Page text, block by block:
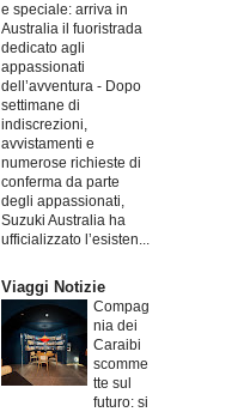
e speciale: arriva in
Australia il fuoristrada
dedicato agli
appassionati
dell’avventura - Dopo
settimane di
indiscrezioni,
avvistamenti e
numerose richieste di
conferma da parte
degli appassionati,
Suzuki Australia ha
ufficializzato l’esisten...
Viaggi Notizie
Compag
nia dei
Caraibi
scomme
tte sul
futuro: si